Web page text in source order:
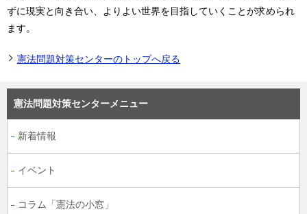
ずに現実と向き合い、よりよい世界を目指していくことが求められ
ます。
憲法問題対策センターのトップへ戻る
憲法問題対策センターメニュー
新着情報
イベント
コラム「憲法の小窓」